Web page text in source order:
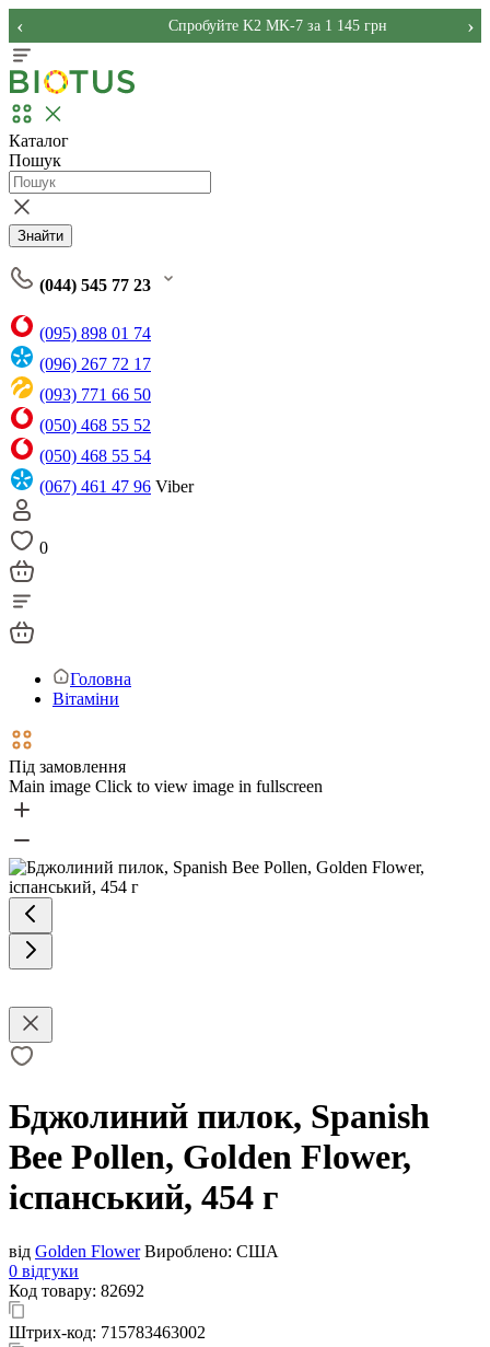
Спробуйте K2 MK-7 за 1 145 грн
‹ ›
Каталог
Пошук
Знайти
(044) 545 77 23
(095) 898 01 74
(096) 267 72 17
(093) 771 66 50
(050) 468 55 52
(050) 468 55 54
(067) 461 47 96 Viber
0
Головна
Вітаміни
Під замовлення
Main image Click to view image in fullscreen
Бджолиний пилок, Spanish
Bee Pollen, Golden Flower,
іспанський, 454 г
від Golden Flower Вироблено: США
0 відгуки
Код товару: 82692
Штрих-код: 715783463002